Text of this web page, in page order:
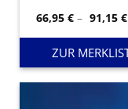
66,95€ – 91,15€
ZUR